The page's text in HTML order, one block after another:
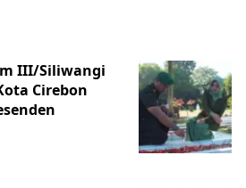
III/Siliwangi
Cirebon